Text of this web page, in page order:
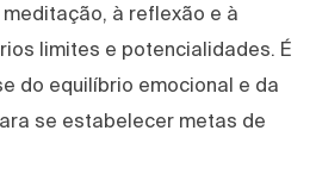
à reflexão e à
limites e potencialidades. É
do equilíbrio emocional e da
se estabelecer metas de